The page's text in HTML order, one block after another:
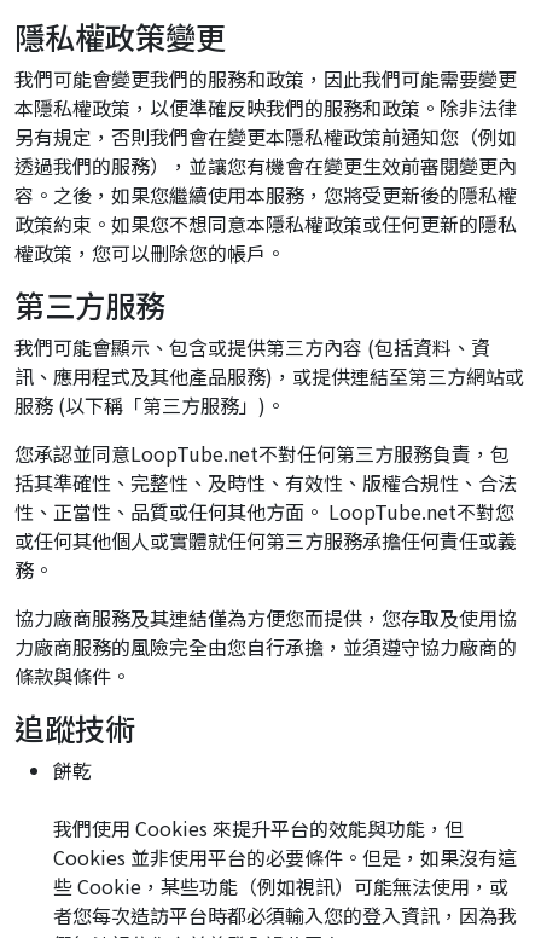
隱私權政策變更
我們可能會變更我們的服務和政策，因此我們可能需要變更
本隱私權政策，以便準確反映我們的服務和政策。除非法律
另有規定，否則我們會在變更本隱私權政策前通知您（例如
透過我們的服務），並讓您有機會在變更生效前審閱變更內
容。之後，如果您繼續使用本服務，您將受更新後的隱私權
政策約束。如果您不想同意本隱私權政策或任何更新的隱私
權政策，您可以刪除您的帳戶。
第三方服務
我們可能會顯示、包含或提供第三方內容 (包括資料、資
訊、應用程式及其他產品服務)，或提供連結至第三方網站或
服務 (以下稱「第三方服務」)。
您承認並同意LoopTube.net不對任何第三方服務負責，包
括其準確性、完整性、及時性、有效性、版權合規性、合法
性、正當性、品質或任何其他方面。 LoopTube.net不對您
或任何其他個人或實體就任何第三方服務承擔任何責任或義
務。
協力廠商服務及其連結僅為方便您而提供，您存取及使用協
力廠商服務的風險完全由您自行承擔，並須遵守協力廠商的
條款與條件。
追蹤技術
餅乾
我們使用 Cookies 來提升平台的效能與功能，但
Cookies 並非使用平台的必要條件。但是，如果沒有這
些 Cookie，某些功能（例如視訊）可能無法使用，或
者您每次造訪平台時都必須輸入您的登入資訊，因為我